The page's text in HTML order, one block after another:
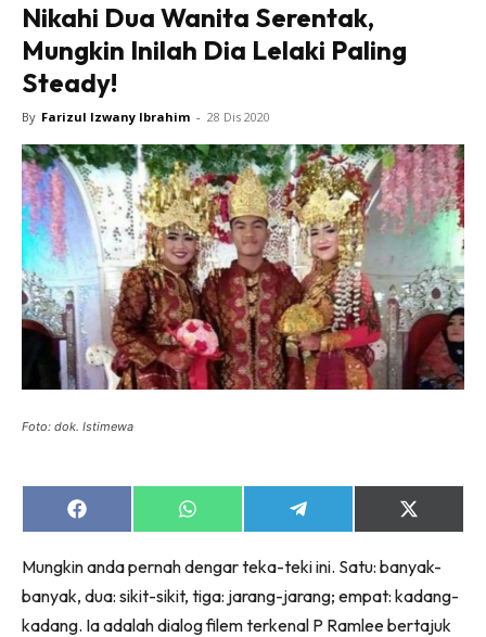
Nikahi Dua Wanita Serentak,
Mungkin Inilah Dia Lelaki Paling
Steady!
By Farizul Izwany Ibrahim - 28 Dis 2020
Foto: dok. Istimewa
Share
on
Share
on
Share
on
Share
on
(Twitter)
Mungkin anda pernah dengar teka-teki ini. Satu: banyak-
banyak, dua: sikit-sikit, tiga: jarang-jarang; empat: kadang-
kadang. Ia adalah dialog filem terkenal P Ramlee bertajuk